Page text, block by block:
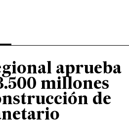
aprueba
millones
de